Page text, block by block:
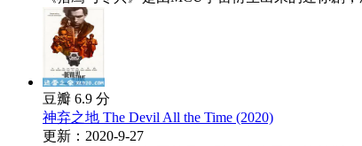
豆瓣 6.9 分
神弃之地 The Devil All the Time (2020)
更新：2020-9-27